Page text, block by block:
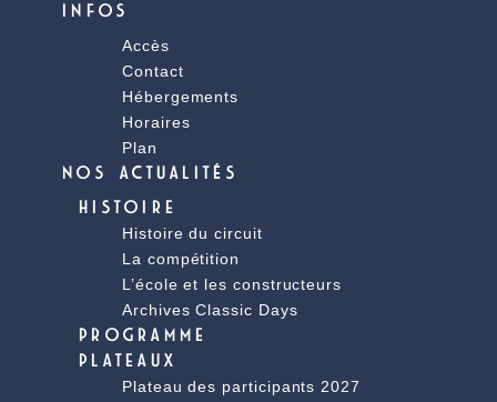
INFOS
Accès
Contact
Hébergements
Horaires
Plan
NOS ACTUALITÉS
HISTOIRE
Histoire du circuit
La compétition
L’école et les constructeurs
Archives Classic Days
PROGRAMME
PLATEAUX
Plateau des participants 2027